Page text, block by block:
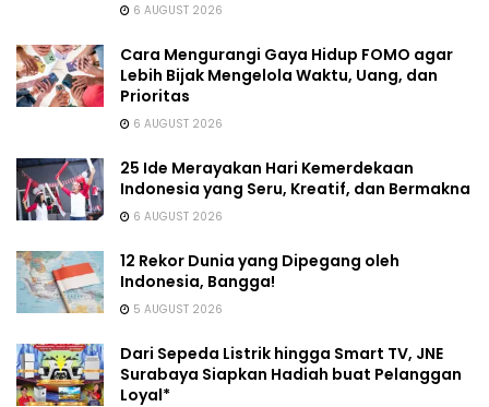
6 AUGUST 2026
Cara Mengurangi Gaya Hidup FOMO agar
Lebih Bijak Mengelola Waktu, Uang, dan
Prioritas
6 AUGUST 2026
25 Ide Merayakan Hari Kemerdekaan
Indonesia yang Seru, Kreatif, dan Bermakna
6 AUGUST 2026
12 Rekor Dunia yang Dipegang oleh
Indonesia, Bangga!
5 AUGUST 2026
Dari Sepeda Listrik hingga Smart TV, JNE
Surabaya Siapkan Hadiah buat Pelanggan
Loyal*